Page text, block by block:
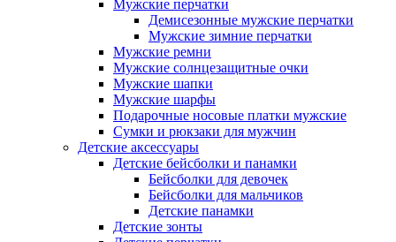
Мужские перчатки
Демисезонные мужские перчатки
Мужские зимние перчатки
Мужские ремни
Мужские солнцезащитные очки
Мужские шапки
Мужские шарфы
Подарочные носовые платки мужские
Сумки и рюкзаки для мужчин
Детские аксессуары
Детские бейсболки и панамки
Бейсболки для девочек
Бейсболки для мальчиков
Детские панамки
Детские зонты